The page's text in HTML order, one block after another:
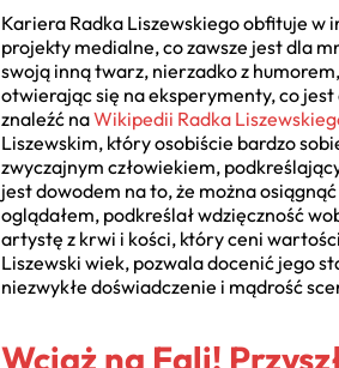
Kariera Radka Liszewskiego obfituje w
projekty medialne, co zawsze jest dla
swoją inną twarz, nierzadko z
otwierając się na eksperymenty, co
znaleźć naWikipedii Radka
Liszewskim, który osobiście bardzo
zwyczajnym człowiekiem,
jest dowodem na to, że można
oglądałem, podkreślał wdzięczność
artystę z krwi i kości, który ceni
Liszewski wiek, pozwala docenić jego
niezwykłe doświadczenie i mądrość